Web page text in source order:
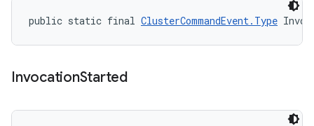
public static final ClusterCommandEvent.Type
InvocationStarted